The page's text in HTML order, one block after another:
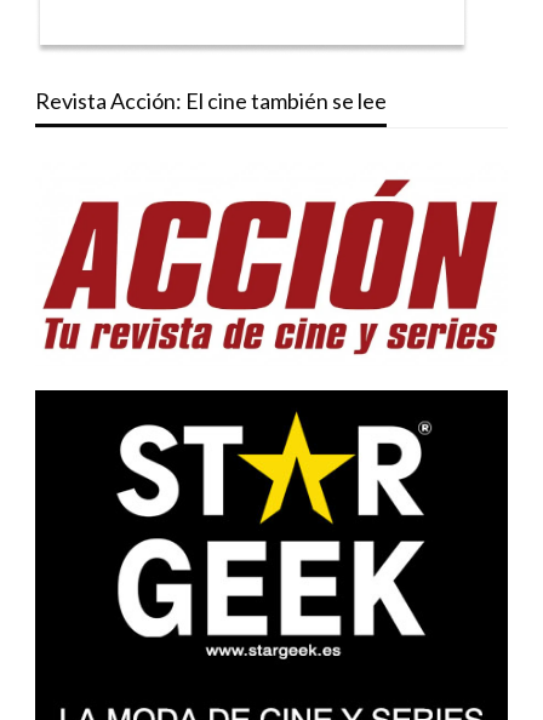
Revista Acción: El cine también se lee